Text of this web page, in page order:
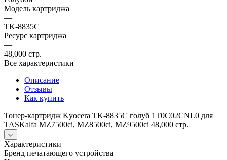
Модель картриджа
—
TK-8835C
Ресурс картриджа
—
48,000 стр.
Все характеристики
Описание
Отзывы
Как купить
Тонер-картридж Kyocera TK-8835C голуб 1T0C02CNL0 для
TASKalfa MZ7500ci, MZ8500ci, MZ9500ci 48,000 стр.
Характеристики
Бренд печатающего устройства